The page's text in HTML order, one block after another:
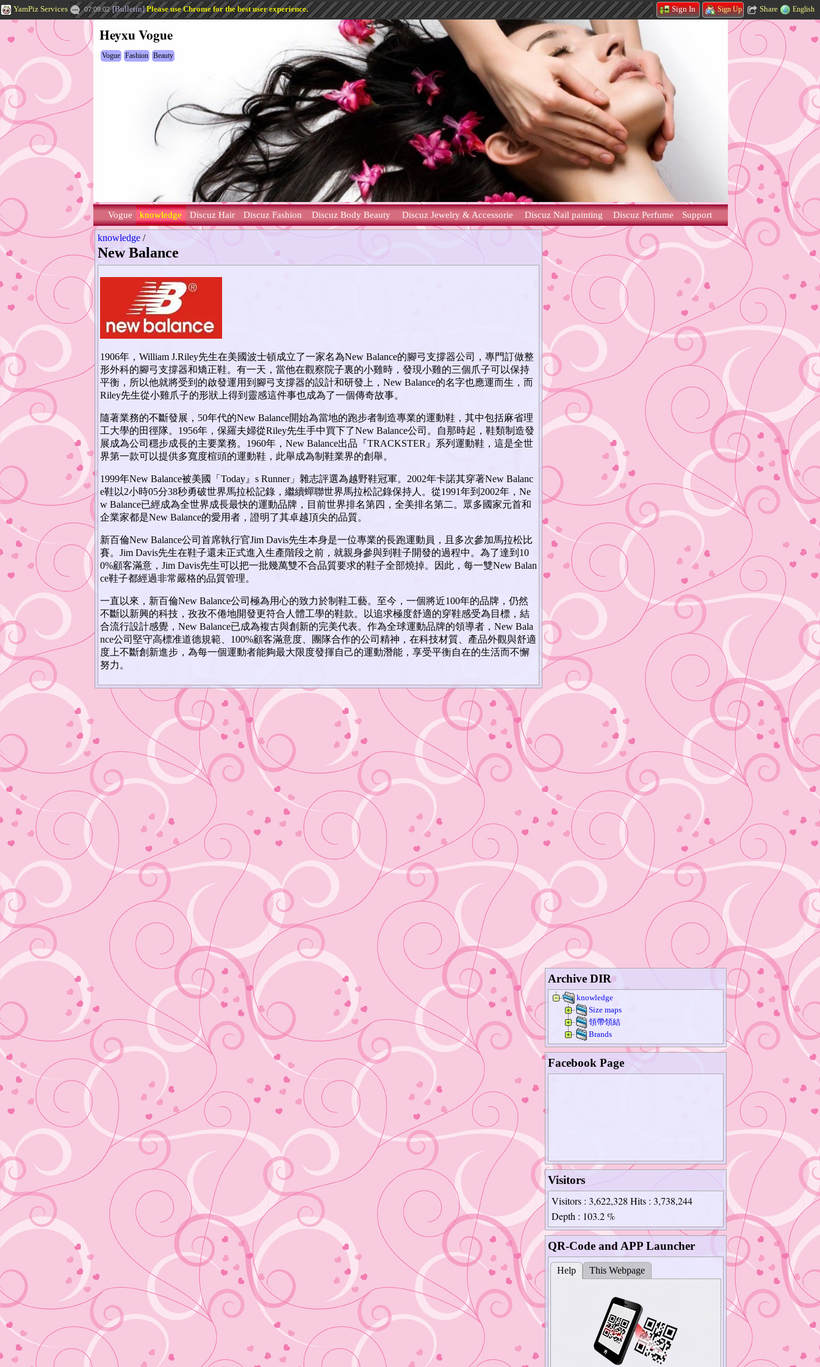
YamPiz Services 07:09:02 [Bulletin]Please use Chrome for the best user experience. Sign In Sign Up Share English
Heyxu Vogue
Vogue Fashion Beauty
Vogue knowledge Discuz Hair Discuz Fashion Discuz Body Beauty Discuz Jewelry & Accessorie Discuz Nail painting Discuz Perfume Support
knowledge/
New Balance
1906年，William J.Riley先生在美國波士頓成立了一家名為New Balance的腳弓支撐器公司，專門訂做整
形外科的腳弓支撐器和矯正鞋。有一天，當他在觀察院子裏的小雞時，發現小雞的三個爪子可以保持
平衡，所以他就將受到的啟發運用到腳弓支撐器的設計和研發上，New Balance的名字也應運而生，而
Riley先生從小雞爪子的形狀上得到靈感這件事也成為了一個傳奇故事。
隨著業務的不斷發展，50年代的New Balance開始為當地的跑步者制造專業的運動鞋，其中包括麻省理
工大學的田徑隊。1956年，保羅夫婦從Riley先生手中買下了New Balance公司。自那時起，鞋類制造發
展成為公司穩步成長的主要業務。1960年，New Balance出品『TRACKSTER』系列運動鞋，這是全世
界第一款可以提供多寬度楦頭的運動鞋，此舉成為制鞋業界的創舉。
1999年New Balance被美國「Today』s Runner」雜志評選為越野鞋冠軍。2002年卡諾其穿著New Balanc
e鞋以2小時05分38秒勇破世界馬拉松記錄，繼續蟬聯世界馬拉松記錄保持人。從1991年到2002年，Ne
w Balance已經成為全世界成長最快的運動品牌，目前世界排名第四，全美排名第二。眾多國家元首和
企業家都是New Balance的愛用者，證明了其卓越頂尖的品質。
新百倫New Balance公司首席執行官Jim Davis先生本身是一位專業的長跑運動員，且多次參加馬拉松比
賽。Jim Davis先生在鞋子還未正式進入生產階段之前，就親身參與到鞋子開發的過程中。為了達到10
0%顧客滿意，Jim Davis先生可以把一批幾萬雙不合品質要求的鞋子全部燒掉。因此，每一雙New Balan
ce鞋子都經過非常嚴格的品質管理。
一直以來，新百倫New Balance公司極為用心的致力於制鞋工藝。至今，一個將近100年的品牌，仍然
不斷以新興的科技，孜孜不倦地開發更符合人體工學的鞋款。以追求極度舒適的穿鞋感受為目標，結
合流行設計感覺，New Balance已成為複古與創新的完美代表。作為全球運動品牌的領導者，New Bala
nce公司堅守高標准道德規範、100%顧客滿意度、團隊合作的公司精神，在科技材質、產品外觀與舒適
度上不斷創新進步，為每一個運動者能夠最大限度發揮自己的運動潛能，享受平衡自在的生活而不懈
努力。
Archive DIR
knowledge
Size maps
領帶領結
Brands
Facebook Page
Visitors
Visitors: 3,622,328 Hits: 3,738,244
Depth : 103.2 %
QR-Code and APP Launcher
Help This Webpage